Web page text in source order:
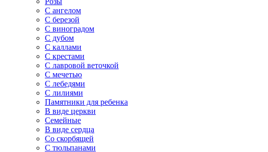
C ангелом
C березой
С виноградом
С дубом
С каллами
С крестами
С лавровой веточкой
С мечетью
C лебедями
С лилиями
Памятники для ребенка
В виде церкви
Семейные
В виде сердца
Со скорбящей
С тюльпанами